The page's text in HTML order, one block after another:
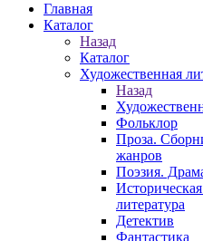
Главная
Каталог
Назад
Каталог
Художественная
Назад
Фольклор
Проза.
жанров
Поэзия.
литература
Детектив
Фантастика